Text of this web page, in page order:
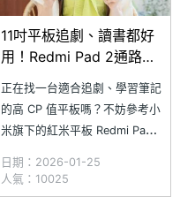
11吋平板追劇、讀書都好
用！Redmi Pad 2通路最
低價格一次看(2026.1)
正在找一台適合追劇、學習筆記
的高 CP 值平板嗎？不妨參考小
米旗下的紅米平板 Redmi Pad
解析顯示器，搭配立體聲雙揚聲
器，影音表現相當出色；再加上
日期：2026-01-25
人氣：10025